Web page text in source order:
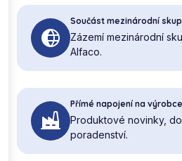
Součást mezinárodní
Zázemí mezinárodní
Alfaco.
Přímé napojení na výrobce
Produktové novinky,
poradenství.